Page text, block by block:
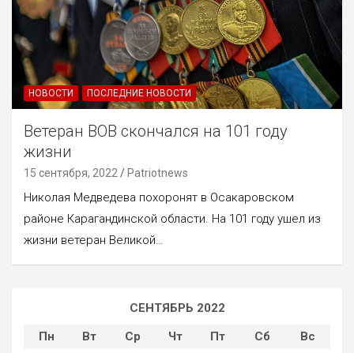
НОВОСТИ ПОСЛЕДНИЕ НОВОСТИ
Ветеран ВОВ скончался на 101 году
жизни
15 сентября, 2022 Patriotnews
Николая Медведева похоронят в Осакаровском
районе Карагандинской области. На 101 году ушел из
жизни ветеран Великой…
СЕНТЯБРЬ 2022
Пн
Вт Ср Чт Пт Сб Вс